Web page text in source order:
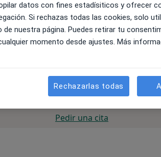
Pedir una cita
datos con fines estadísiticos y ofrecer
Si rechazas todas las cookies, solo
nuestra página. Puedes retirar tu
momento desde ajustes. Más
Rechazarlas todas